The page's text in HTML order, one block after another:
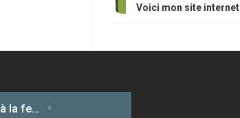
Voici mon site internet